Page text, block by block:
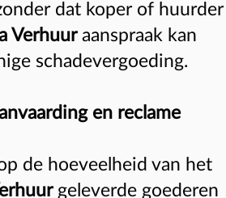
dat koper of huurder
Verhuuraanspraak kan
schadevergoeding.
en reclame
de hoeveelheid van het
geleverde goederen